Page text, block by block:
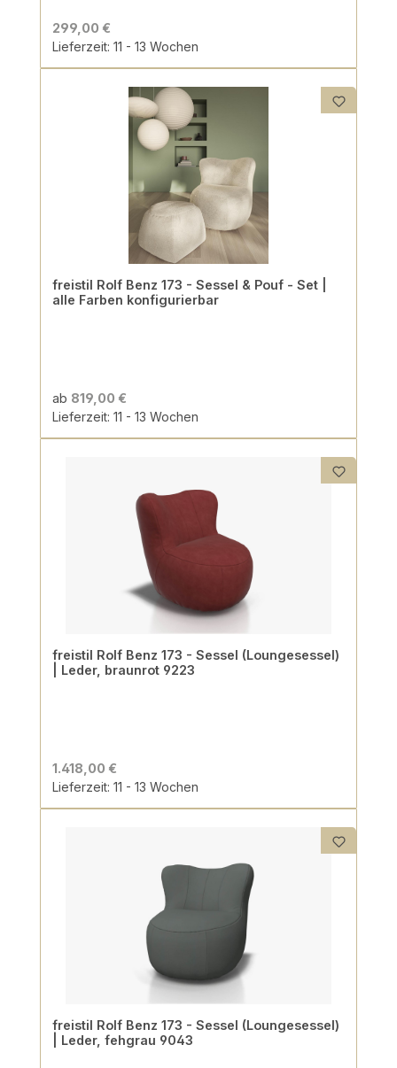
299,00 €
Lieferzeit: 11 - 13 Wochen
freistil Rolf Benz 173 - Sessel & Pouf - Set |
alle Farben konfigurierbar
ab 819,00 €
Lieferzeit: 11 - 13 Wochen
freistil Rolf Benz 173 - Sessel (Loungesessel)
| Leder, braunrot 9223
1.418,00 €
Lieferzeit: 11 - 13 Wochen
freistil Rolf Benz 173 - Sessel (Loungesessel)
| Leder, fehgrau 9043